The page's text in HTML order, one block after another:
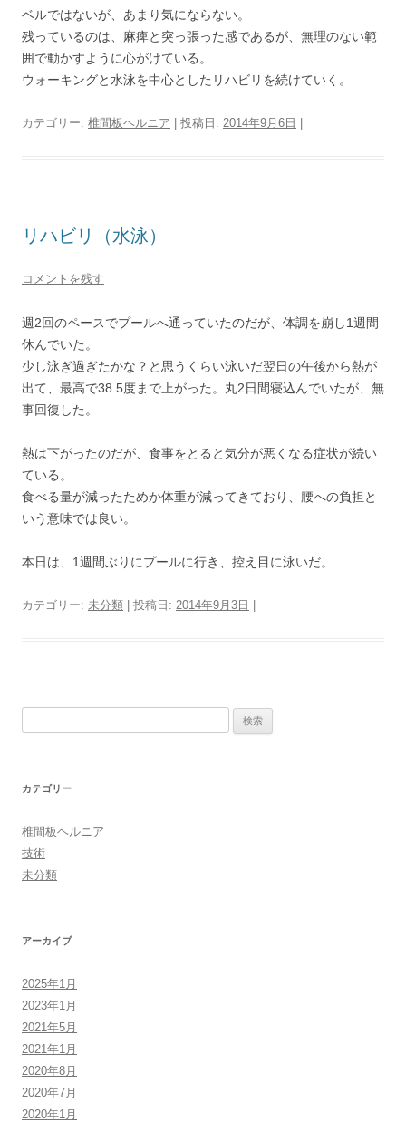
ベルではないが、あまり気にならない。
残っているのは、麻痺と突っ張った感であるが、無理のない範
囲で動かすように心がけている。
ウォーキングと水泳を中心としたリハビリを続けていく。
カテゴリー: 椎間板ヘルニア | 投稿日: 2014年9月6日
リハビリ（水泳）
コメントを残す
週2回のペースでプールへ通っていたのだが、体調を崩し1週間
休んでいた。
少し泳ぎ過ぎたかな？と思うくらい泳いだ翌日の午後から熱が
出て、最高で38.5度まで上がった。丸2日間寝込んでいたが、無
事回復した。
熱は下がったのだが、食事をとると気分が悪くなる症状が続い
ている。
食べる量が減ったためか体重が減ってきており、腰への負担と
いう意味では良い。
本日は、1週間ぶりにプールに行き、控え目に泳いだ。
カテゴリー: 未分類 | 投稿日: 2014年9月3日
カテゴリー
椎間板ヘルニア
技術
未分類
アーカイブ
2025年1月
2023年1月
2021年5月
2021年1月
2020年8月
2020年7月
2020年1月